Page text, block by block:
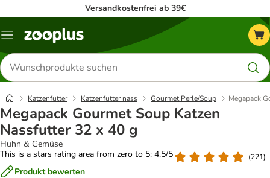
Versandkostenfrei ab 39€
Menü
Produkte
suchen
Katzenfutter Katzenfutter nass Gourmet Perle/Soup Megapack
Megapack Gourmet Soup Katzen
Nassfutter 32 x 40 g
Huhn & Gemüse
This is a stars rating area from zero to 5: 4.5/5
(221)
Produkt bewerten